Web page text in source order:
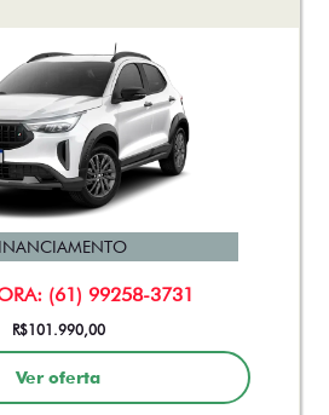
(61) 99258-3731
R$101.990,00
Ver oferta